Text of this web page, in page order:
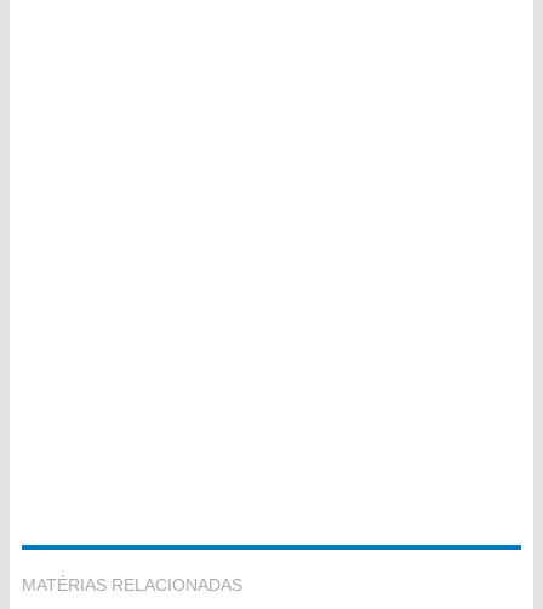
MATÉRIAS RELACIONADAS